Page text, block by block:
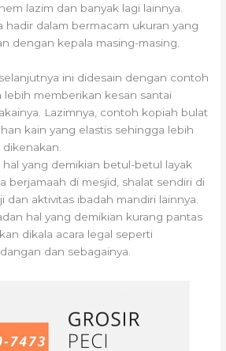
lazim dan banyak lagi lainnya.
hadir dalam bermacam ukuran yang
dengan kepala masing-masing.
ini didesain dengan contoh
lebih memberikan kesan santai
Lazimnya, contoh kopiah bulat
kain yang elastis sehingga lebih
yang demikian betul-betul layak
berjamaah di mesjid, shalat sendiri di
dan aktivitas ibadah mandiri lainnya.
hal yang demikian kurang pantas
dikala acara legal seperti
dan sebagainya.